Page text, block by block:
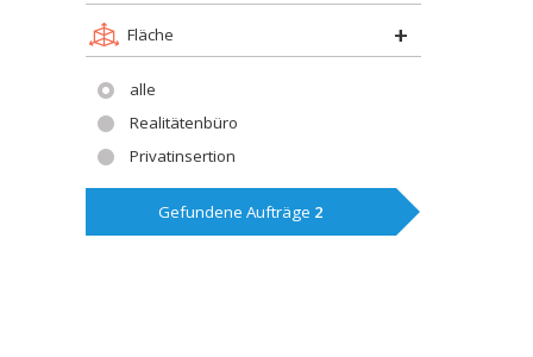
Fläche
alle
Realitätenbüro
Privatinsertion
Gefundene Aufträge 2